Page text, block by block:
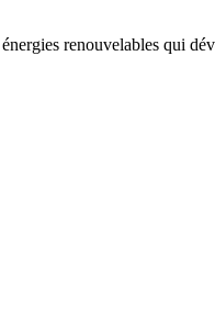
renouvelables qui